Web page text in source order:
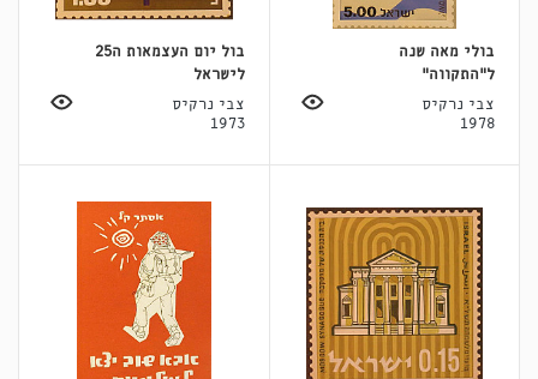
בולי מאה שנה
ל״התקווה״
צבי נרקיס
1978
בול יום העצמאות ה25
לישראל
צבי נרקיס
1973